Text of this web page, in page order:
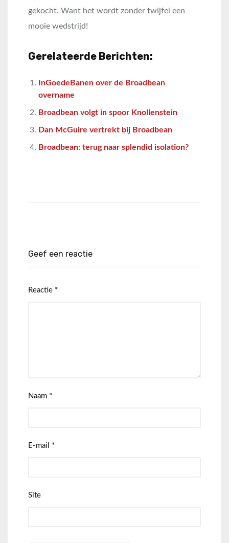
gekocht. Want het wordt zonder twijfel een
mooie wedstrijd!
Gerelateerde Berichten:
InGoedeBanen over de Broadbean
overname
Broadbean volgt in spoor Knollenstein
Dan McGuire vertrekt bij Broadbean
Broadbean: terug naar splendid isolation?
Geef een reactie
Reactie *
Naam *
E-mail *
Site